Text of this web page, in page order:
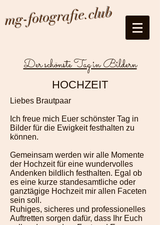
mg-fotografie.club
HOCHZEIT
Der schönste Tag in Bildern
Liebes Brautpaar
Ich freue mich Euer schönster Tag in
Bilder für die Ewigkeit festhalten zu
können.
Gemeinsam werden wir alle Momente
der Hochzeit für eine wundervolles
Andenken bildlich festhalten. Egal ob
es eine kurze standesamtliche oder
ganztägige Hochzeit mir allen Faceten
sein soll.
Ruhiges, sicheres und professionelles
Auftretten sorgen dafür, dass Ihr Euch